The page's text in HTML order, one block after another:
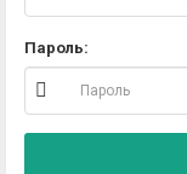
Пароль: